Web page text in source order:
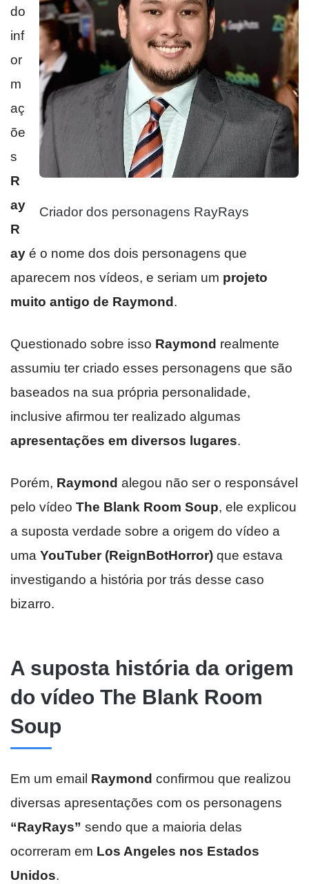
Criador dos personagens RayRays
do
inf
or
m
aç
õe
s
R
ay
R
ay é o nome dos dois personagens que
aparecem nos vídeos, e seriam um projeto
muito antigo de Raymond .
Questionado sobre isso Raymond realmente
assumiu ter criado esses personagens que são
baseados na sua própria personalidade,
inclusive afirmou ter realizado algumas
apresentações em diversos lugares.
Porém, Raymond alegou não ser o responsável
pelo vídeo The Blank Room Soup, ele explicou
a suposta verdade sobre a origem do vídeo a
uma YouTuber (ReignBotHorror) que estava
investigando a história por trás desse caso
bizarro.
A suposta história da origem
do vídeo The Blank Room
Soup
Em um email Raymond confirmou que realizou
diversas apresentações com os personagens
“RayRays” sendo que a maioria delas
ocorreram em Los Angeles nos Estados
Unidos.